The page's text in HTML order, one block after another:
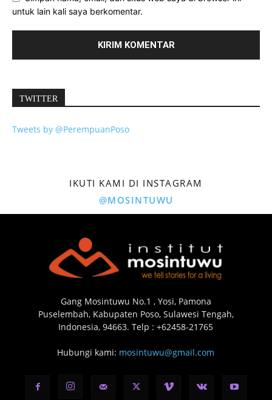
untuk lain kali saya berkomentar.
TWITTER
Tweets by @PerempuanPoso
IKUTI KAMI DI INSTAGRAM
@MOSINTUWU
Gang Mosintuwu No.1 , Yosi, Pamona
Puselembah, Kabupaten Poso, Sulawesi Tengah,
Indonesia, 94663. Telp : +62458-21765
Hubungi kami: mosintuwu@gmail.com